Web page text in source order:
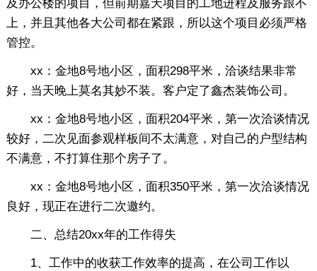
及办公楼的项目，但前期嘉天项目的工地进程及服务跟不
上，并且其他各大公司都在紧跟，所以这个项目必须严格
管控。
xx：金地8号地小区，面积298平米，洽谈结果非常
好，当天晚上莫名其妙不装。客户定了鑫杰装饰公司。
xx：金地8号地小区，面积204平米，第一次洽谈情况
较好，二次见面参观样板间不太满意，对自己的户型结构
不满意，不打算住那个房子了。
xx：金地8号地小区，面积350平米，第一次洽谈情况
良好，现正在进行二次邀约。
二、总结20xx年的工作得失
1、工作中的收获工作效率的提高，在公司工作以